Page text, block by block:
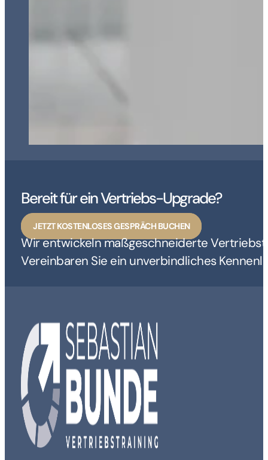
Bereit für ein Vertriebs-Upgrade?
JETZT KOSTENLOSES GESPRÄCH BUCHEN
Wir entwickeln maßgeschneiderte
Vereinbaren Sie ein unverbindliches